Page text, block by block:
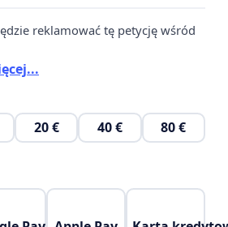
samorządowe będą dążyć, by
obiektem przetargów
lokalnych grup
wspierać będziemy
LWP w Runowie
reklamować tę petycję wśród
20 € 40 € 80 €